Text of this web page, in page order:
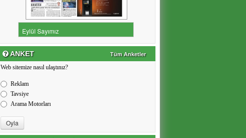
ANKET Tüm Anketler
Web sitemize nasıl ulaştınız?
Reklam
Tavsiye
Arama Motorları